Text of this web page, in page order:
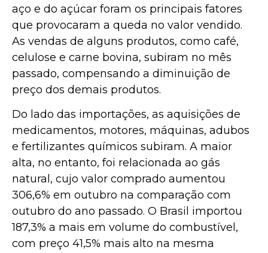
aço e do açúcar foram os principais fatores
que provocaram a queda no valor vendido.
As vendas de alguns produtos, como café,
celulose e carne bovina, subiram no mês
passado, compensando a diminuição de
preço dos demais produtos.
Do lado das importações, as aquisições de
medicamentos, motores, máquinas, adubos
e fertilizantes químicos subiram. A maior
alta, no entanto, foi relacionada ao gás
natural, cujo valor comprado aumentou
306,6% em outubro na comparação com
outubro do ano passado. O Brasil importou
187,3% a mais em volume do combustível,
com preço 41,5% mais alto na mesma